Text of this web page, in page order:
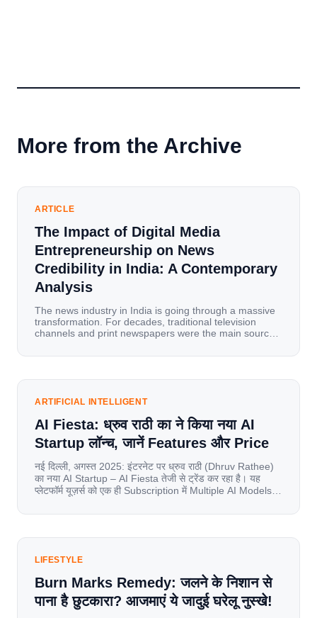
More from the Archive
ARTICLE
The Impact of Digital Media
Entrepreneurship on News
Credibility in India: A Contemporary
Analysis
The news industry in India is going through a massive
transformation. For decades, traditional television
channels and print newspapers were the main sources
mobile data, affordable smartphones, and high-speed
has become a mobile-first market where consumers
ARTIFICIAL INTELLIGENT
AI Fiesta: ध्रुव राठी का ने किया नया AI
Startup लॉन्च, जानें Features और Price
नई दिल्ली, अगस्त 2025: इंटरनेट पर ध्रुव राठी (Dhruv Rathee)
का नया AI Startup – AI Fiesta तेजी से ट्रेंड कर रहा है। यह
प्लेटफॉर्म यूज़र्स को एक ही Subscription में Multiple AI Models
यूज़र्स का जबरदस्त रिस्पॉन्स लॉन्च के तुरंत […]
LIFESTYLE
Burn Marks Remedy: जलने के निशान से
पाना है छुटकारा? आजमाएं ये जादुई घरेलू नुस्खे!